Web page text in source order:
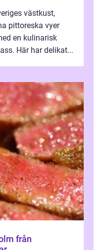
västkust,
pittoreska vyer
en kulinarisk
Här har delikat...